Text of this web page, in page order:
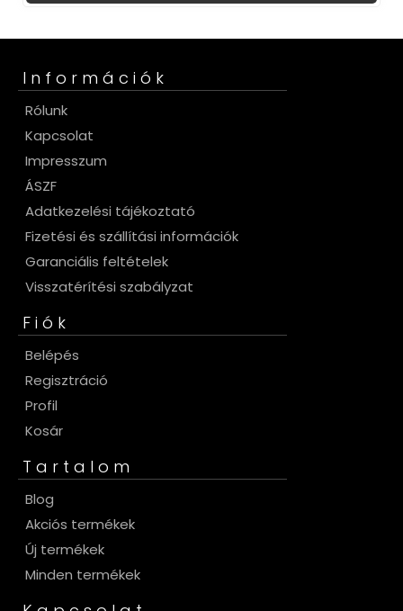
Információk
Rólunk
Kapcsolat
Impresszum
ÁSZF
Adatkezelési tájékoztató
Fizetési és szállítási információk
Garanciális feltételek
Visszatérítési szabályzat
Fiók
Belépés
Regisztráció
Profil
Kosár
Tartalom
Blog
Akciós termékek
Új termékek
Minden termékek